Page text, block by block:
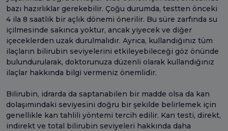
bazı hazırlıklar gerekebilir. Çoğu durumda, testten önceki
4 ila 8 saatlik bir açlık dönemi önerilir. Bu süre zarfında su
içilmesinde sakınca yoktur, ancak yiyecek ve diğer
içeceklerden uzak durulmalıdır. Ayrıca, kullandığınız tüm
ilaçların bilirubin seviyelerini etkileyebileceği göz önünde
bulundurularak, doktorunuza düzenli olarak kullandığınız
ilaçlar hakkında bilgi vermeniz önemlidir.
Bilirubin, idrarda da saptanabilen bir madde olsa da kan
dolaşımındaki seviyesini doğru bir şekilde belirlemek için
genellikle kan tahlili yöntemi tercih edilir. Kan testi, direkt,
indirekt ve total bilirubin seviyeleri hakkında daha